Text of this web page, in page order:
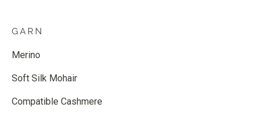
GARN
Merino
Soft Silk Mohair
Compatible Cashmere